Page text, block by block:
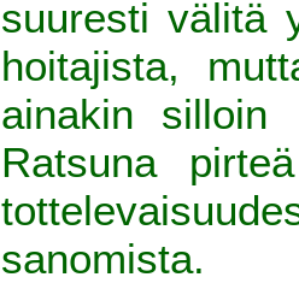
suuresti välitä
hoitajista,
ainakin
Ratsuna
sanomista.